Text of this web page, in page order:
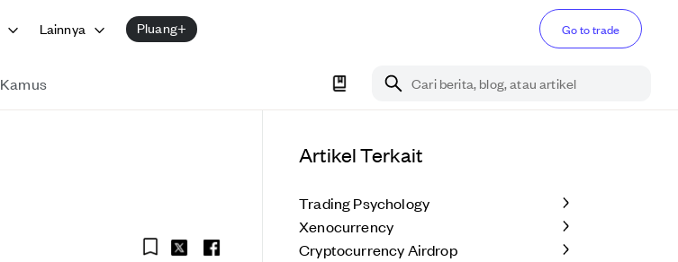
Lainnya Pluang+ Go to trade
Kamus Cari berita, blog, atau artikel
Artikel Terkait
Trading Psychology
Xenocurrency
Cryptocurrency Airdrop